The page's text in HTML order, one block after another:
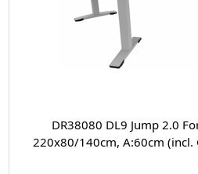
DR38080 DL9 Jump 2.0
220x80/140cm, A:60cm (incl.